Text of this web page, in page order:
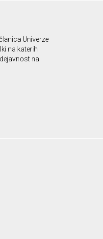
Univerze
na katerih
na